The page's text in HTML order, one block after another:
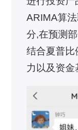
ARIMA算
分,在预测
结合夏普比
力以及资金